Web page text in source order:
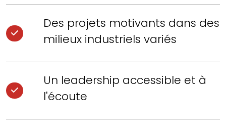
Des projets motivants dans des
milieux industriels variés
Un leadership accessible et à
l'écoute